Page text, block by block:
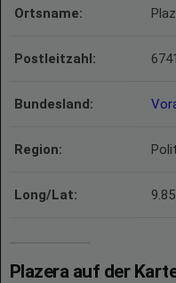
Ortsname:
Postleitzahl: 6741
Bundesland:
Region:
Long/Lat:
Plazera auf der